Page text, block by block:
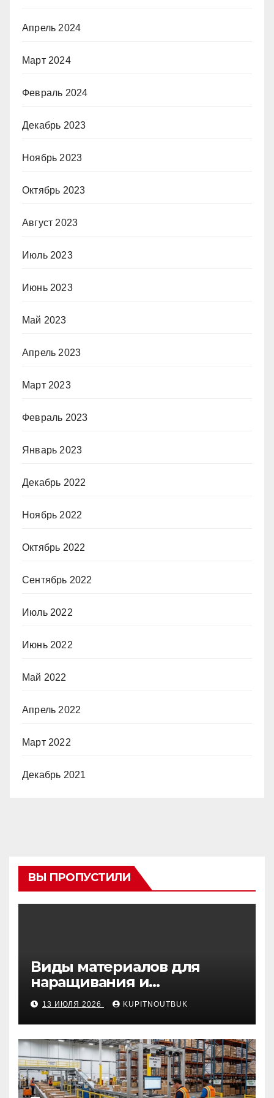
Апрель 2024
Март 2024
Февраль 2024
Декабрь 2023
Ноябрь 2023
Октябрь 2023
Август 2023
Июль 2023
Июнь 2023
Май 2023
Апрель 2023
Март 2023
Февраль 2023
Январь 2023
Декабрь 2022
Ноябрь 2022
Октябрь 2022
Сентябрь 2022
Июль 2022
Июнь 2022
Май 2022
Апрель 2022
Март 2022
Декабрь 2021
ВЫ ПРОПУСТИЛИ
Виды материалов для
наращивания и
моделирования ногтей
13 ИЮЛЯ 2026 KUPITNOUTBUK